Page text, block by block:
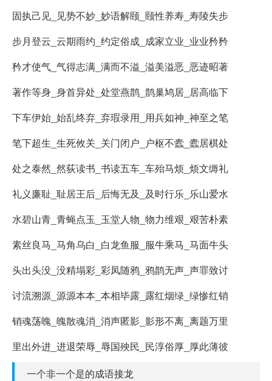
固执己见_见势不妙_妙语解颐_颐性养寿_寿陵失步
步月登云_云期雨约_约定俗成_成家立业_业业矜矜
矜才使气_气得志满_满而不溢_溢美溢恶_恶迹昭著
著作等身_身首异处_处堂燕鹊_鹊巢鸠居_居高临下
下车伊始_始乱终弃_弃瑕录用_用兵如神_神至之笔
笔下超生_生死攸关_关门闭户_户枢不蠹_蠹居棋处
处之泰然_然荻读书_书读五车_车殆马烦_烦文缛礼
礼义廉耻_耻居王后_后悔无及_及时行乐_乐山爱水
水碧山青_青蝇点玉_玉堂人物_物力维艰_艰苦朴素
素丝良马_马角乌白_白龙鱼服_服牛乘马_马面牛头
头出头没_没精塌彩_彩凤随鸦_鸦鹊无声_声罪致讨
讨流溯源_源源本本_本相毕露_露红烟绿_绿惨红销
销魂荡魄_魄散魂消_消声匿影_影形不离_离题万里
里出外进_进退荣辱_辱国殃民_民淳俗厚_厚此薄彼
一个非一个是的成语接龙